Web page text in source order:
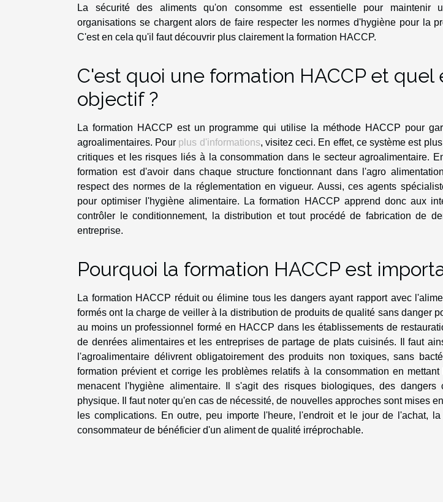
La sécurité des aliments qu'on consomme est essentielle pour maintenir
organisations se chargent alors de faire respecter les normes d'hygiène pour la
C'est en cela qu'il faut découvrir plus clairement la formation HACCP.
C'est quoi une formation HACCP et quel
objectif ?
La formation HACCP est un programme qui utilise la méthode HACCP pour
agroalimentaires. Pour plus d'informations, visitez ceci. En effet, ce système est
critiques et les risques liés à la consommation dans le secteur agroalimentaire.
formation est d'avoir dans chaque structure fonctionnant dans l'agro
respect des normes de la réglementation en vigueur. Aussi, ces agents
pour optimiser l'hygiène alimentaire. La formation HACCP apprend donc aux
contrôler le conditionnement, la distribution et tout procédé de fabrication de
entreprise.
Pourquoi la formation HACCP est
La formation HACCP réduit ou élimine tous les dangers ayant rapport avec
formés ont la charge de veiller à la distribution de produits de qualité sans danger
au moins un professionnel formé en HACCP dans les établissements de
de denrées alimentaires et les entreprises de partage de plats cuisinés. Il faut
l'agroalimentaire délivrent obligatoirement des produits non toxiques, sans
formation prévient et corrige les problèmes relatifs à la consommation en
menacent l'hygiène alimentaire. Il s'agit des risques biologiques, des
physique. Il faut noter qu'en cas de nécessité, de nouvelles approches sont mises
les complications. En outre, peu importe l'heure, l'endroit et le jour de l'achat,
consommateur de bénéficier d'un aliment de qualité irréprochable.